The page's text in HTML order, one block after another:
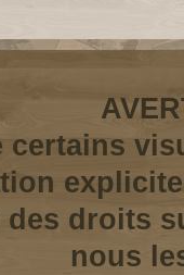
droits
nous